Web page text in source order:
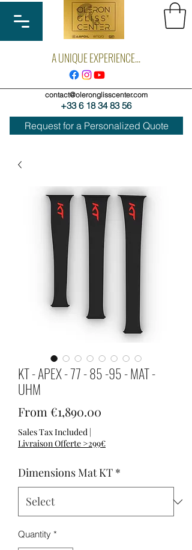
A UNIQUE EXPERIENCE...
contact@oleronglisscenter.com
+33 6 18 34 83 56
Request for a Personalized Quote
KT - APEX - 77 - 85 -95 - MAT -
UHM
From €1,890.00
Sales Tax Included |
Livraison Offerte >299€
Dimensions Mat KT *
Quantity *